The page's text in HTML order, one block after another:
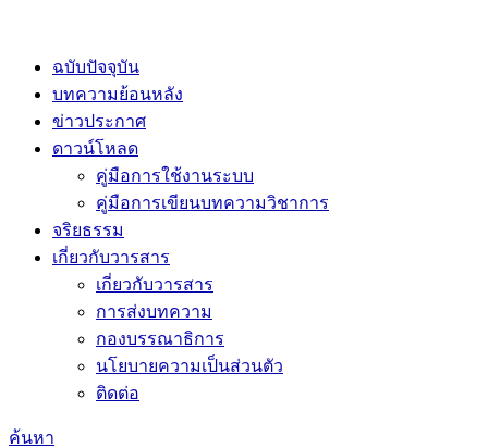
ฉบับปัจจุบัน
บทความย้อนหลัง
ข่าวประกาศ
ดาวน์โหลด
คู่มือการใช้งานระบบ
คู่มือการเขียนบทความวิชาการ
จริยธรรม
เกี่ยวกับวารสาร
เกี่ยวกับวารสาร
การส่งบทความ
กองบรรณาธิการ
นโยบายความเป็นส่วนตัว
ติดต่อ
ค้นหา